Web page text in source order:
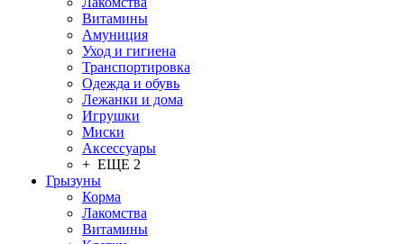
Витамины
Амуниция
Уход и гигиена
Транспортировка
Одежда и обувь
Лежанки и дома
Игрушки
Миски
Аксессуары
+ ЕЩЕ 2
Грызуны
Корма
Лакомства
Витамины